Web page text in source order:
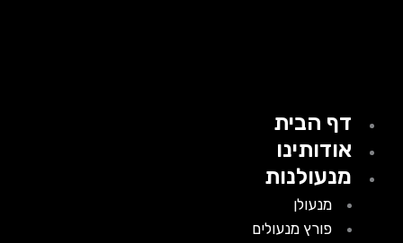
דף הבית
אודותינו
מנעולנות
מנעולן
פורץ מנעולים